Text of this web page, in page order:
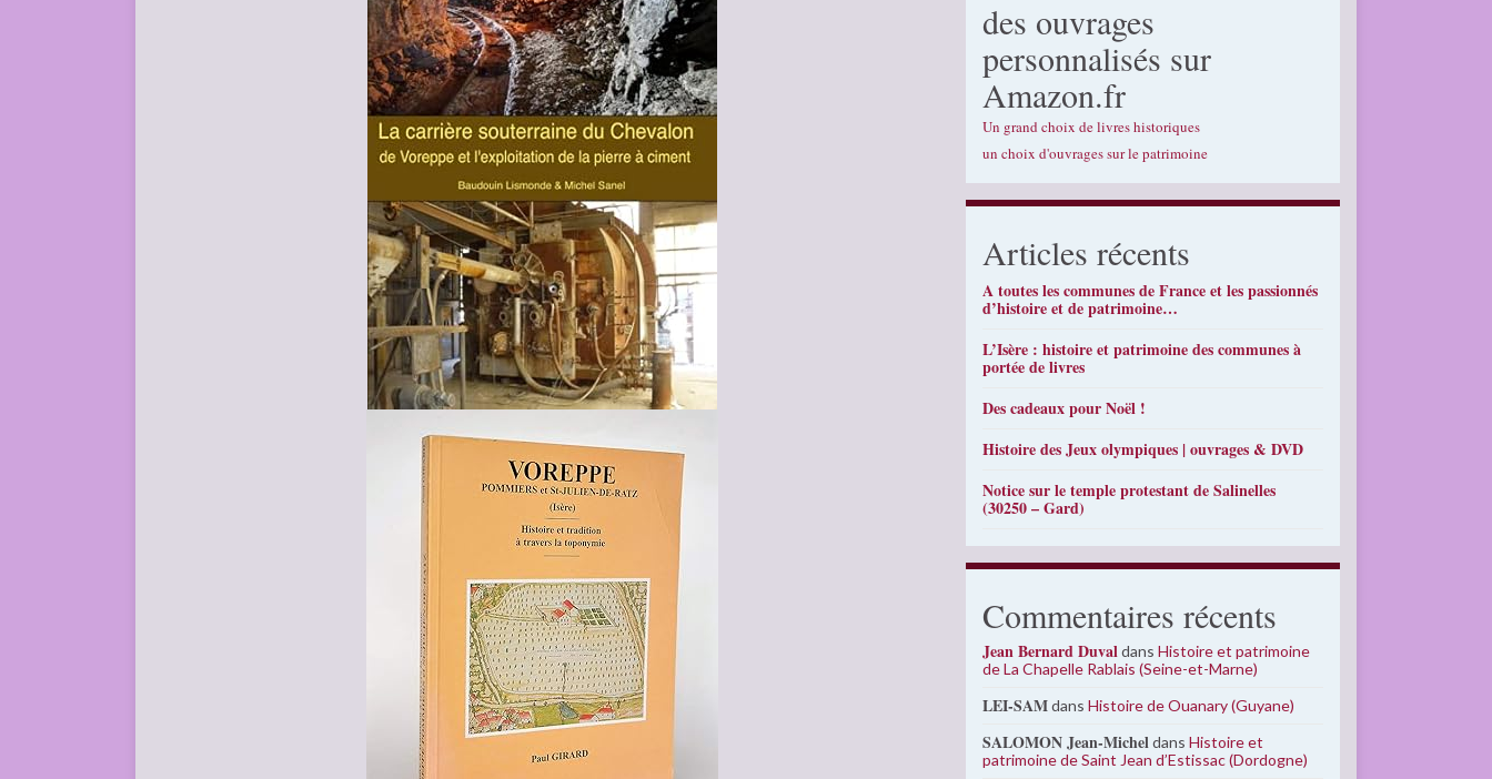
des ouvrages
personnalisés sur
Amazon.fr
Un grand choix de livres historiques
un choix d'ouvrages sur le patrimoine
Articles récents
A toutes les communes de France et les passionnés
d’histoire et de patrimoine…
L’Isère : histoire et patrimoine des communes à
portée de livres
Des cadeaux pour Noël !
Histoire des Jeux olympiques | ouvrages & DVD
Notice sur le temple protestant de Salinelles
(30250 – Gard)
Commentaires récents
Jean Bernard DuvaldansHistoire et patrimoine
de La Chapelle Rablais (Seine-et-Marne)
LEI-SAMdansHistoire de Ouanary (Guyane)
SALOMON Jean-MicheldansHistoire et
patrimoine de Saint Jean d’Estissac (Dordogne)